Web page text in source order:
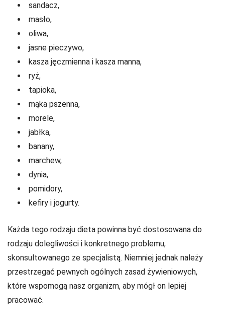
sandacz,
masło,
oliwa,
jasne pieczywo,
kasza jęczmienna i kasza manna,
ryż,
tapioka,
mąka pszenna,
morele,
jabłka,
banany,
marchew,
dynia,
pomidory,
kefiry i jogurty.
Każda tego rodzaju dieta powinna być dostosowana do
rodzaju dolegliwości i konkretnego problemu,
skonsultowanego ze specjalistą. Niemniej jednak należy
przestrzegać pewnych ogólnych zasad żywieniowych,
które wspomogą nasz organizm, aby mógł on lepiej
pracować.